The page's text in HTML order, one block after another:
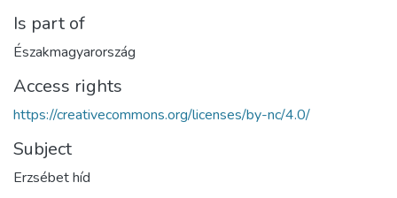
Is part of
Északmagyarország
Access rights
https://creativecommons.org/licenses/by-nc/4.0/
Subject
Erzsébet híd